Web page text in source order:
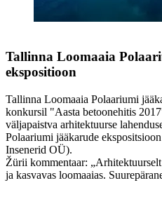
Tallinna Loomaaia
ekspositioon
Tallinna Loomaaia Polaariumi
konkursil "Aasta betoonehitis
väljapaistva arhitektuurse
Polaariumi jääkarude
Insenerid OÜ).
Žürii kommentaar:
ja kasvavas loomaaias.